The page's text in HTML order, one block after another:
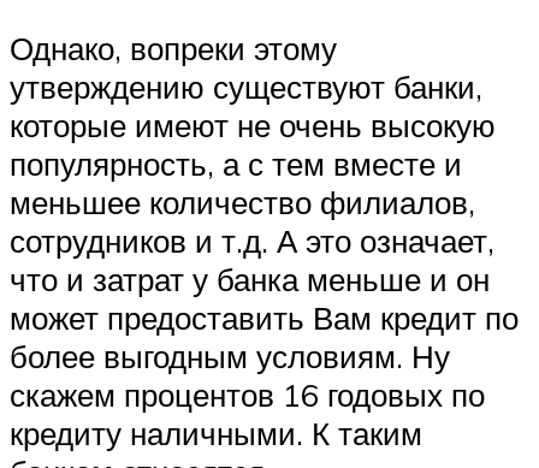
Однако, вопреки этому
утверждению существуют банки,
которые имеют не очень высокую
популярность, а с тем вместе и
меньшее количество филиалов,
сотрудников и т.д. А это означает,
что и затрат у банка меньше и он
может предоставить Вам кредит по
более выгодным условиям. Ну
скажем процентов 16 годовых по
кредиту наличными. К таким